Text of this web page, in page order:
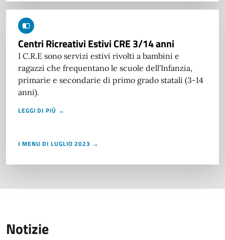
Centri Ricreativi Estivi CRE 3/14 anni
I C.R.E sono servizi estivi rivolti a bambini e
ragazzi che frequentano le scuole dell'Infanzia,
primarie e secondarie di primo grado statali (3-14
anni).
LEGGI DI PIÙ →
I MENU DI LUGLIO 2023 →
Notizie